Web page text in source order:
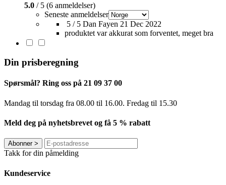
5.0 / 5 (6 anmeldelser)
Seneste anmeldelser
5 / 5 Dan Fayen 21 Dec 2022
produktet var akkurat som forventet, meget bra
Din prisberegning
Spørsmål? Ring oss på 21 09 37 00
Mandag til torsdag ​​fra 08.00 til 16.00. Fredag til 15.30
Meld deg på nyhetsbrevet og få 5 % rabatt
Abonner>
Takk for din påmelding
Kundeservice